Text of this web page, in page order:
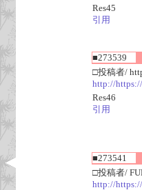
Res45
引用
■273539
□投稿者/
http://
Res46
引用
■273541
□投稿者/
http://